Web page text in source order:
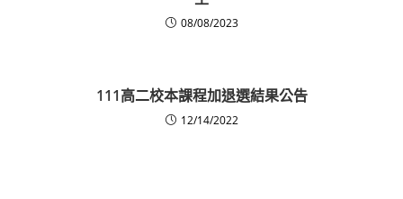
08/08/2023
111高二校本課程加退選結果公告
12/14/2022